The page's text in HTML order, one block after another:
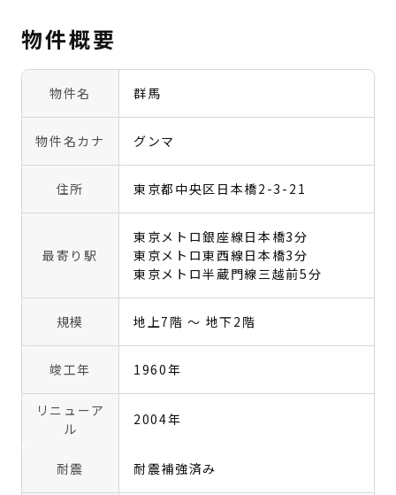
物件概要
物件名 群馬
物件名カナ グンマ
住所 東京都中央区日本橋2-3-21
最寄り駅
東京メトロ銀座線日本橋3分
東京メトロ東西線日本橋3分
東京メトロ半蔵門線三越前5分
規模 地上7階 〜 地下2階
竣工年 1960年
リニューア
ル
2004年
耐震 耐震補強済み